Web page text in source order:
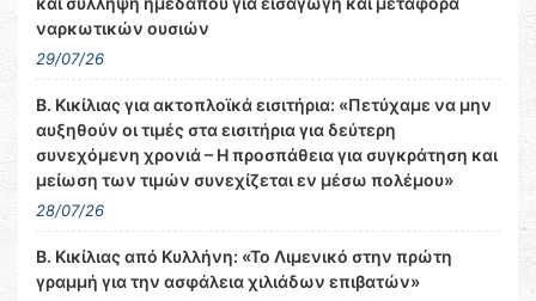
ναρκωτικών ουσιών
29/07/26
Β. Κικίλιας για ακτοπλοϊκά εισιτήρια: «Πετύχαμε να μην
αυξηθούν οι τιμές στα εισιτήρια για δεύτερη
συνεχόμενη χρονιά – Η προσπάθεια για συγκράτηση και
μείωση των τιμών συνεχίζεται εν μέσω πολέμου»
28/07/26
Β. Κικίλιας από Κυλλήνη: «Το Λιμενικό στην πρώτη
γραμμή για την ασφάλεια χιλιάδων επιβατών»